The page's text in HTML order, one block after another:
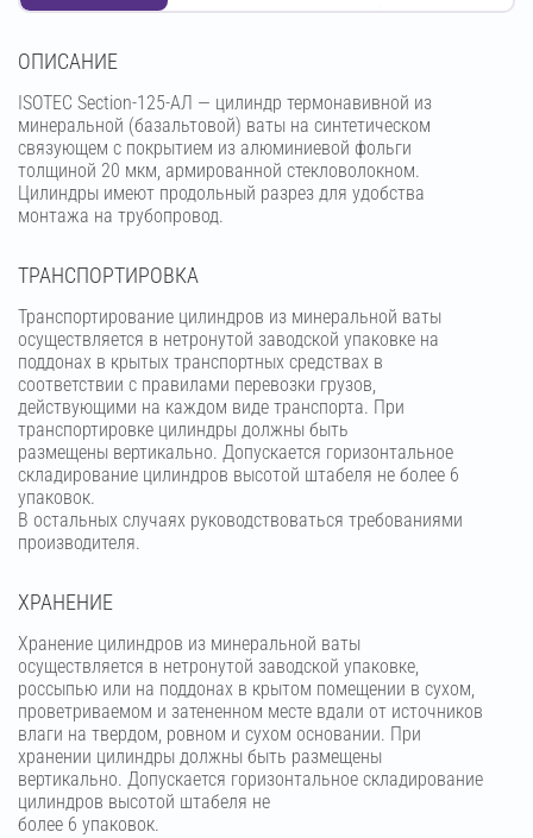
OПИСАНИЕ
ISOTEC Section-125-АЛ — цилиндр термонавивной из
минеральной (базальтовой) ваты на синтетическом
связующем с покрытием из алюминиевой фольги
толщиной 20 мкм, армированной стекловолокном.
Цилиндры имеют продольный разрез для удобства
монтажа на трубопровод.
ТРАНСПОРТИРОВКА
Транспортирование цилиндров из минеральной ваты
осуществляется в нетронутой заводской упаковке на
поддонах в крытых транспортных средствах в
соответствии с правилами перевозки грузов,
действующими на каждом виде транспорта. При
транспортировке цилиндры должны быть
размещены вертикально. Допускается горизонтальное
складирование цилиндров высотой штабеля не более 6
упаковок.
В остальных случаях руководствоваться требованиями
производителя.
ХРАНЕНИЕ
Хранение цилиндров из минеральной ваты
осуществляется в нетронутой заводской упаковке,
россыпью или на поддонах в крытом помещении в сухом,
проветриваемом и затененном месте вдали от источников
влаги на твердом, ровном и сухом основании. При
хранении цилиндры должны быть размещены
вертикально. Допускается горизонтальное складирование
цилиндров высотой штабеля не
более 6 упаковок.